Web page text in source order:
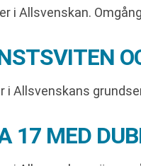
i Allsvenskan.
Allsvenskans
17 MED